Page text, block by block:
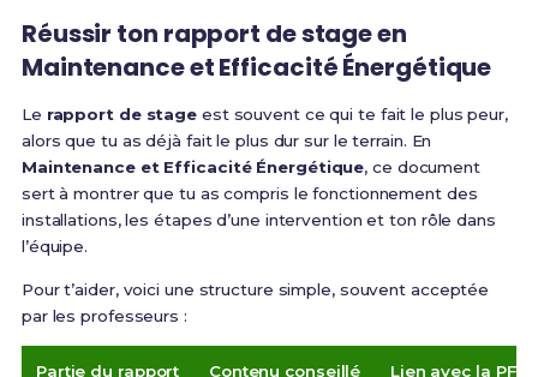
Réussir ton rapport de stage en
Maintenance et Efficacité Énergétique
Le rapport de stage est souvent ce qui te fait le plus peur,
alors que tu as déjà fait le plus dur sur le terrain. En
Maintenance et Efficacité Énergétique, ce document
sert à montrer que tu as compris le fonctionnement des
installations, les étapes d’une intervention et ton rôle dans
l’équipe.
Pour t’aider, voici une structure simple, souvent acceptée
par les professeurs :
Partie du rapport Contenu conseillé Lien avec la